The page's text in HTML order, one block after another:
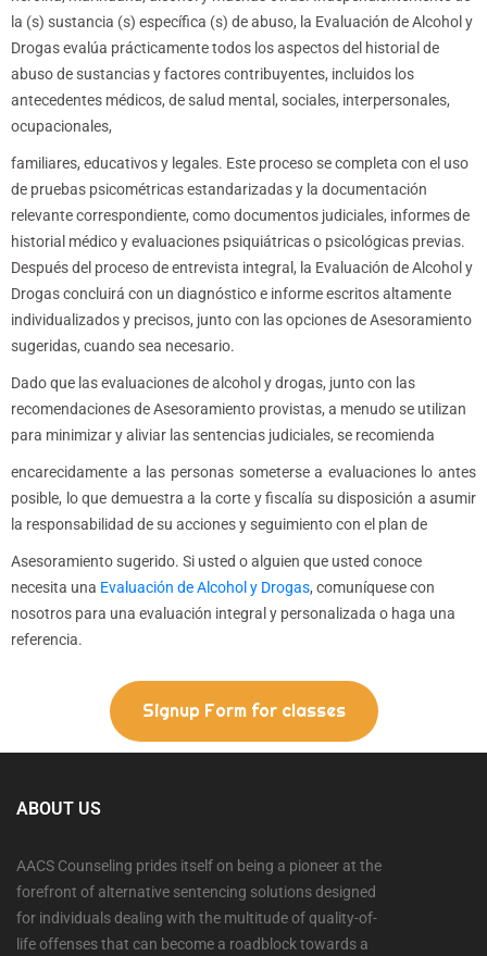
la (s) sustancia (s) específica (s) de abuso, la Evaluación de Alcohol y
Drogas evalúa prácticamente todos los aspectos del historial de
abuso de sustancias y factores contribuyentes, incluidos los
antecedentes médicos, de salud mental, sociales, interpersonales,
ocupacionales,
familiares, educativos y legales. Este proceso se completa con el uso
de pruebas psicométricas estandarizadas y la documentación
relevante correspondiente, como documentos judiciales, informes de
historial médico y evaluaciones psiquiátricas o psicológicas previas.
Después del proceso de entrevista integral, la Evaluación de Alcohol y
Drogas concluirá con un diagnóstico e informe escritos altamente
individualizados y precisos, junto con las opciones de Asesoramiento
sugeridas, cuando sea necesario.
Dado que las evaluaciones de alcohol y drogas, junto con las
recomendaciones de Asesoramiento provistas, a menudo se utilizan
para minimizar y aliviar las sentencias judiciales, se recomienda
encarecidamente a las personas someterse a evaluaciones lo antes
posible, lo que demuestra a la corte y fiscalía su disposición a asumir
la responsabilidad de su acciones y seguimiento con el plan de
Asesoramiento sugerido. Si usted o alguien que usted conoce
necesita una Evaluación de Alcohol y Drogas, comuníquese con
nosotros para una evaluación integral y personalizada o haga una
referencia.
Signup Form for classes
ABOUT US
AACS Counseling prides itself on being a pioneer at the
forefront of alternative sentencing solutions designed
for individuals dealing with the multitude of quality-of-
life offenses that can become a roadblock towards a